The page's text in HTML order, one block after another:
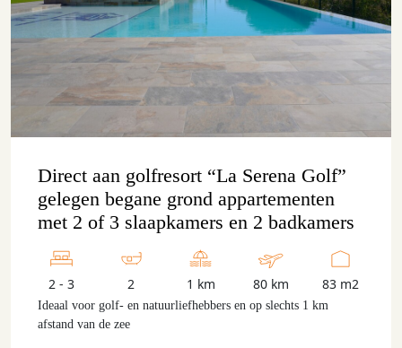
Direct aan golfresort “La Serena Golf”
gelegen begane grond appartementen
met 2 of 3 slaapkamers en 2 badkamers
2 - 3 2 1 km 80 km 83 m2
Ideaal voor golf- en natuurliefhebbers en op slechts 1 km
afstand van de zee